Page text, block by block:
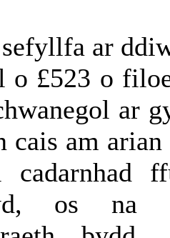
ar
o £523 o
ar
cais am
cadarnhad
os na